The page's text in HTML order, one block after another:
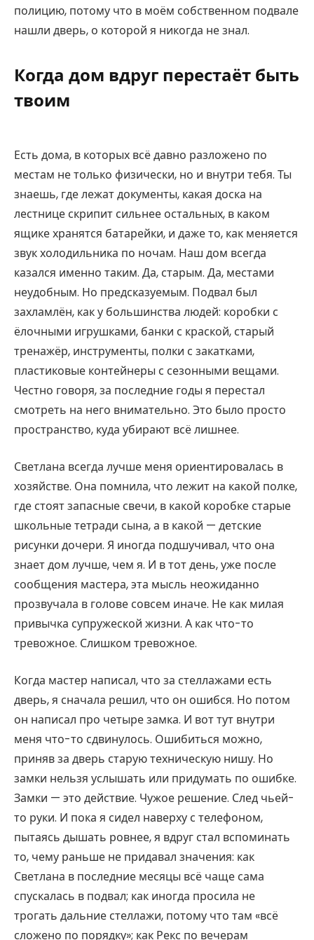
полицию, потому что в моём собственном подвале
нашли дверь, о которой я никогда не знал.
Когда дом вдруг перестаёт быть
твоим
Есть дома, в которых всё давно разложено по
местам не только физически, но и внутри тебя. Ты
знаешь, где лежат документы, какая доска на
лестнице скрипит сильнее остальных, в каком
ящике хранятся батарейки, и даже то, как меняется
звук холодильника по ночам. Наш дом всегда
казался именно таким. Да, старым. Да, местами
неудобным. Но предсказуемым. Подвал был
захламлён, как у большинства людей: коробки с
ёлочными игрушками, банки с краской, старый
тренажёр, инструменты, полки с закатками,
пластиковые контейнеры с сезонными вещами.
Честно говоря, за последние годы я перестал
смотреть на него внимательно. Это было просто
пространство, куда убирают всё лишнее.
Светлана всегда лучше меня ориентировалась в
хозяйстве. Она помнила, что лежит на какой полке,
где стоят запасные свечи, в какой коробке старые
школьные тетради сына, а в какой — детские
рисунки дочери. Я иногда подшучивал, что она
знает дом лучше, чем я. И в тот день, уже после
сообщения мастера, эта мысль неожиданно
прозвучала в голове совсем иначе. Не как милая
привычка супружеской жизни. А как что-то
тревожное. Слишком тревожное.
Когда мастер написал, что за стеллажами есть
дверь, я сначала решил, что он ошибся. Но потом
он написал про четыре замка. И вот тут внутри
меня что-то сдвинулось. Ошибиться можно,
приняв за дверь старую техническую нишу. Но
замки нельзя услышать или придумать по ошибке.
Замки — это действие. Чужое решение. След чьей-
то руки. И пока я сидел наверху с телефоном,
пытаясь дышать ровнее, я вдруг стал вспоминать
то, чему раньше не придавал значения: как
Светлана в последние месяцы всё чаще сама
спускалась в подвал; как иногда просила не
трогать дальние стеллажи, потому что там «всё
сложено по порядку»; как Рекс по вечерам